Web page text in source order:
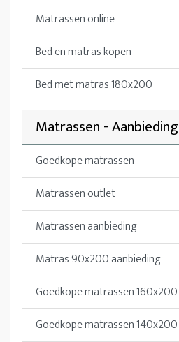
Matrassen online
Bed en matras kopen
Bed met matras 180x200
Matrassen - Aanbieding
Goedkope matrassen
Matrassen outlet
Matrassen aanbieding
Matras 90x200 aanbieding
Goedkope matrassen 160x200
Goedkope matrassen 140x200